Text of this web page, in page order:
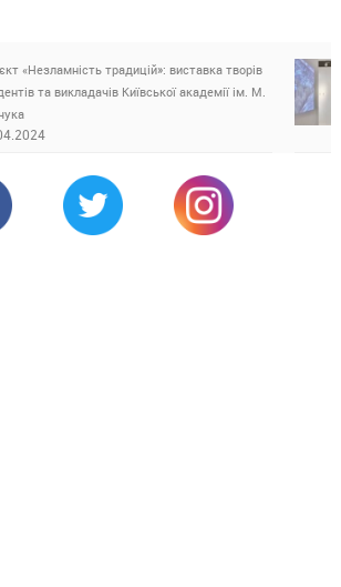
«Незламність традицій»: виставка творів
та викладачів Київської академії ім. М.